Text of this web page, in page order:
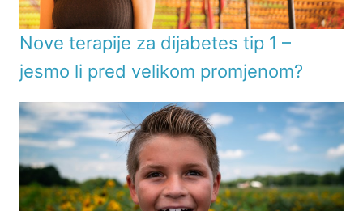
Nove terapije za dijabetes tip 1 –
jesmo li pred velikom promjenom?